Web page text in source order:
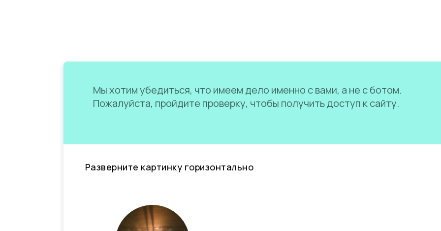
Мы хотим убедиться, что имеем дело именно с вами, а не с ботом.
Пожалуйста, пройдите проверку, чтобы получить доступ к сайту.
Разверните картинку горизонтально